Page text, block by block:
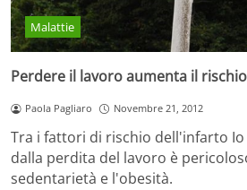
Malattie
Perdere il lavoro aumenta il
Paola Pagliaro Novembre 21, 2012
Tra i fattori di rischio dell'infarto
dalla perdita del lavoro è
sedentarietà e l'obesità.